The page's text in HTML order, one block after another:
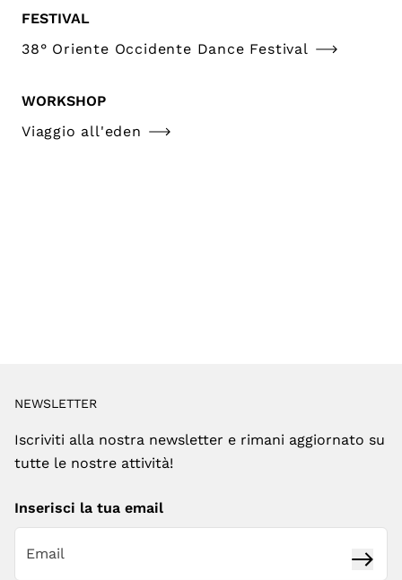
FESTIVAL
38° Oriente Occidente Dance Festival
WORKSHOP
Viaggio all'eden
NEWSLETTER
Iscriviti alla nostra newsletter e rimani aggiornato su
tutte le nostre attività!
Inserisci la tua email